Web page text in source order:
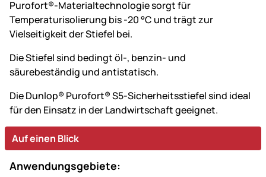
Purofort®-Materialtechnologie sorgt für
Temperaturisolierung bis -20 °C und trägt zur
Vielseitigkeit der Stiefel bei.
Die Stiefel sind bedingt öl-, benzin- und
säurebeständig und antistatisch.
Die Dunlop® Purofort® S5-Sicherheitsstiefel sind ideal
für den Einsatz in der Landwirtschaft geeignet.
Auf einen Blick
Anwendungsgebiete: